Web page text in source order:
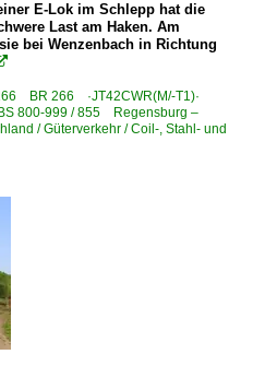
E-Lok im Schlepp hat die
Last am Haken. Am
bei Wenzenbach in Richtung
BR 266 ·JT42CWR(M/-T1)·
800-999 / 855 Regensburg –
/ Güterverkehr / Coil-, Stahl- und